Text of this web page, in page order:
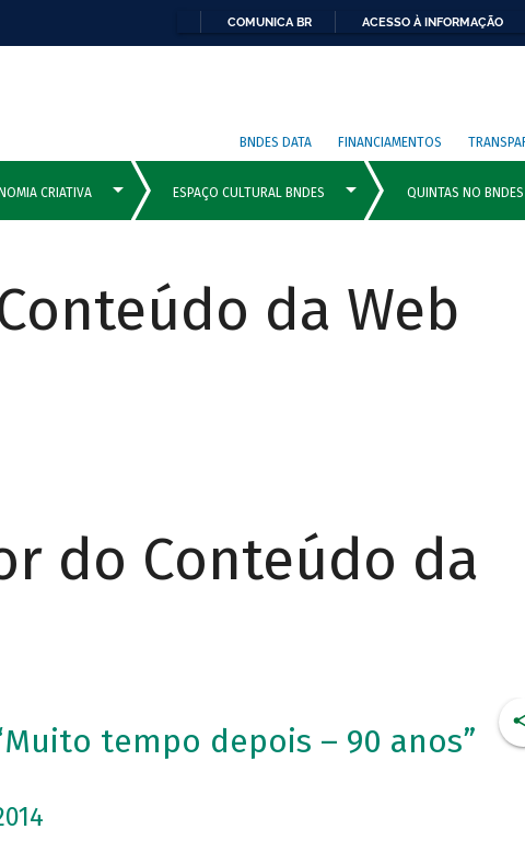
COMUNICA BR ACESSO À INFORMAÇÃO
BNDES DATA FINANCIAMENTOS
da Web
do Conteúdo da
tempo depois – 90 anos”